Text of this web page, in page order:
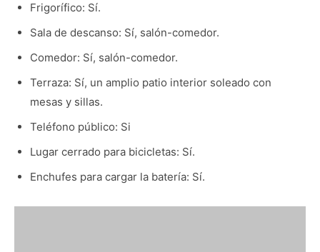
Frigorífico: Sí.
Sala de descanso: Sí, salón-comedor.
Comedor: Sí, salón-comedor.
Terraza: Sí, un amplio patio interior soleado con
mesas y sillas.
Teléfono público: Si
Lugar cerrado para bicicletas: Sí.
Enchufes para cargar la batería: Sí.